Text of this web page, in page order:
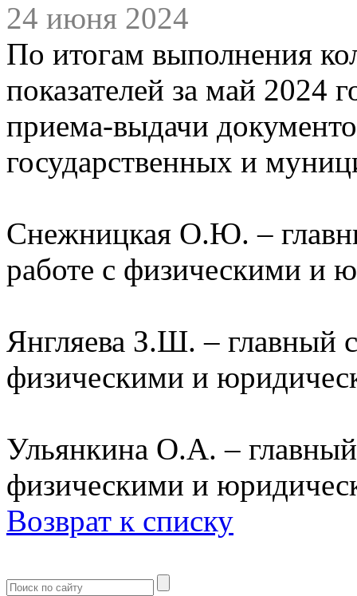
24 июня 2024
По итогам выполнения
показателей за май 2024
приема-выдачи
государственных и
Снежницкая О.Ю. –
работе с физическими и
Янгляева З.Ш. – главный
физическими и
Ульянкина О.А. – главный
физическими и
Возврат к списку